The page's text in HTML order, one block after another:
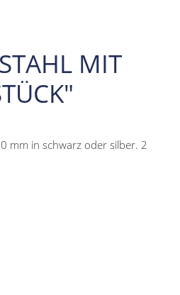
MIT
mm in schwarz oder silber. 2